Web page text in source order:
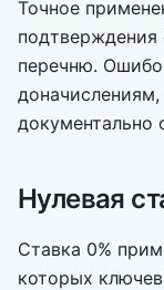
Точное
подтверждения
перечню.
документально
Нулевая
Ставка 0%
которых